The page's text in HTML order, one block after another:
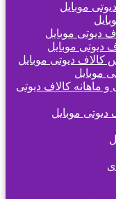
موبایل
دیوتی موبایل
دیوتی موبایل
دیوتی موبایل
موبایل
ماهانه کالاف دیوتی
موبایل